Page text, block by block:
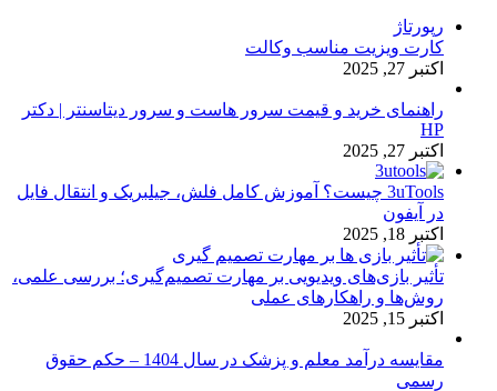
رپورتاژ
کارت ویزیت مناسب وکالت
اکتبر 27, 2025
راهنمای خرید و قیمت سرور هاست و سرور دیتاسنتر | دکتر
HP
اکتبر 27, 2025
3uTools چیست؟ آموزش کامل فلش، جیلبریک و انتقال فایل
در آیفون
اکتبر 18, 2025
تأثیر بازی‌های ویدیویی بر مهارت تصمیم‌گیری؛ بررسی علمی،
روش‌ها و راهکارهای عملی
اکتبر 15, 2025
مقایسه درآمد معلم و پزشک در سال 1404 – حکم حقوق
رسمی